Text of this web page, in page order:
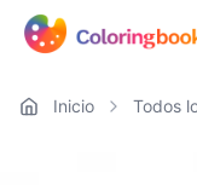
Inicio Todos